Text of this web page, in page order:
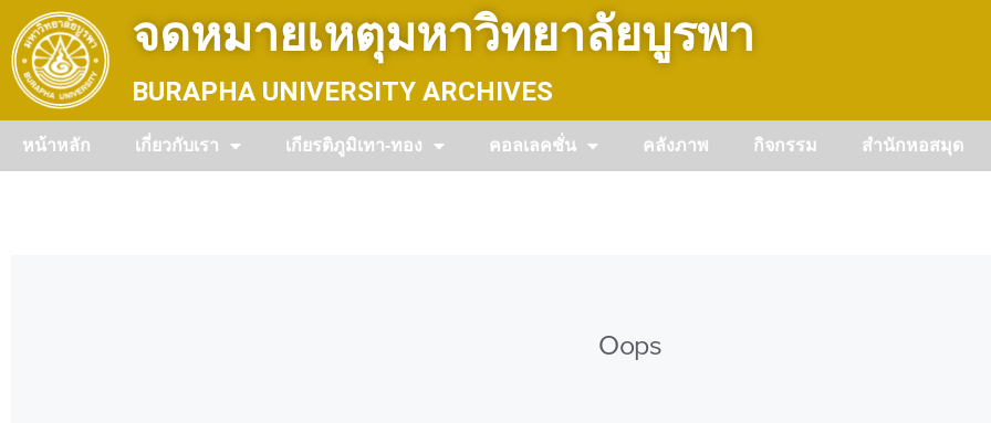
content
จดหมายเหตุมหาวิทยาลัยบูรพา
BURAPHA UNIVERSITY ARCHIVES
หน้าหลัก เกี่ยวกับเรา เกียรติภูมิเทา-ทอง คอลเลคชั่น คลังภาพ กิจกรรม สำนักหอสมุด